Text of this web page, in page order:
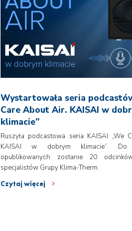
Wystartowała seria
Care About Air. KAISAI w
klimacie”
Ruszyła podcastowa seria KAISAI „We
KAISAI w dobrym klimacie”.
opublikowanych zostanie 20
specjalistów Grupy Klima-Therm.
Czytaj więcej